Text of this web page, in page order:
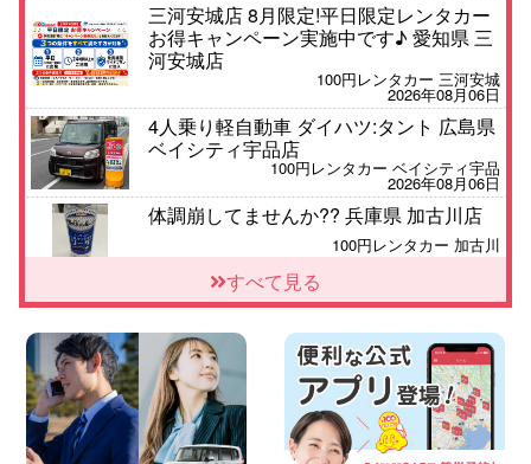
三河安城店 8月限定!平日限定レンタカー
お得キャンペーン実施中です♪ 愛知県 三
河安城店
100円レンタカー 三河安城
2026年08月06日
4人乗り軽自動車 ダイハツ:タント 広島県
ベイシティ宇品店
100円レンタカー ベイシティ宇品
2026年08月06日
体調崩してませんか?? 兵庫県 加古川店
100円レンタカー 加古川
【佐渡の夏はレンタカーで自由に!】 新潟
100円レンタカー 両津
2026年08月06日
佐渡空港店はお盆も休まず営業中! 新潟県
佐渡空港店
100円レンタカー 佐渡空港
2026年08月06日
すべて見る